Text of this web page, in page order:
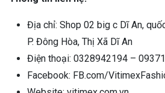
Địa chỉ: Shop 02 big c Dĩ An,
P. Đông Hòa, Thị Xã Dĩ An
Điện thoại: 0328942194 –
Facebook: FB.com/